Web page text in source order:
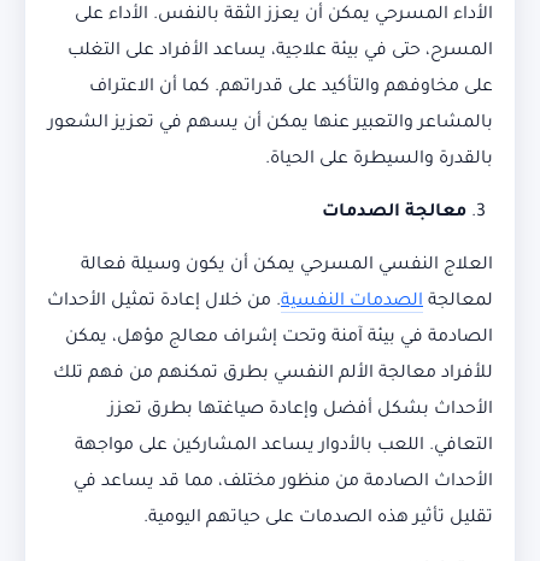
الأداء المسرحي يمكن أن يعزز الثقة بالنفس. الأداء على
المسرح، حتى في بيئة علاجية، يساعد الأفراد على التغلب
على مخاوفهم والتأكيد على قدراتهم. كما أن الاعتراف
بالمشاعر والتعبير عنها يمكن أن يسهم في تعزيز الشعور
بالقدرة والسيطرة على الحياة.
معالجة الصدمات
العلاج النفسي المسرحي يمكن أن يكون وسيلة فعالة
لمعالجة الصدمات النفسية. من خلال إعادة تمثيل الأحداث
الصادمة في بيئة آمنة وتحت إشراف معالج مؤهل، يمكن
للأفراد معالجة الألم النفسي بطرق تمكنهم من فهم تلك
الأحداث بشكل أفضل وإعادة صياغتها بطرق تعزز
التعافي. اللعب بالأدوار يساعد المشاركين على مواجهة
الأحداث الصادمة من منظور مختلف، مما قد يساعد في
تقليل تأثير هذه الصدمات على حياتهم اليومية.